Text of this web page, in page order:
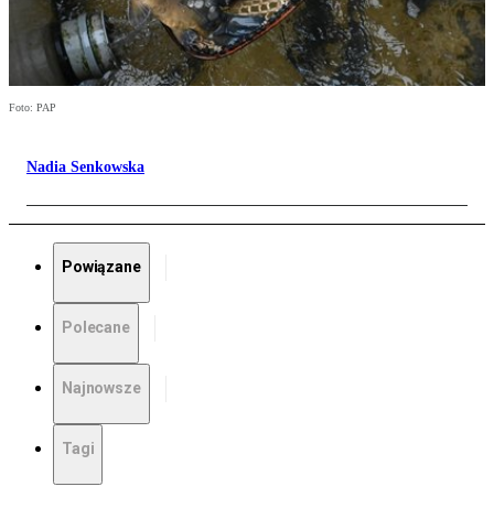
Foto: PAP
Nadia Senkowska
Powiązane
Polecane
Najnowsze
Tagi